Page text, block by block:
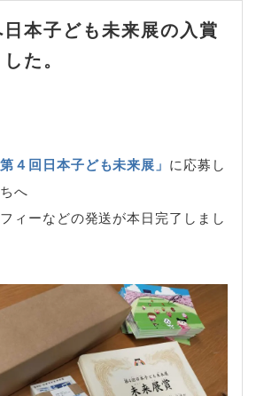
本子ども未来展の入賞
た。
第４回日本子ども未来展」 に応募し
へ
ィーなどの発送が本日完了しまし